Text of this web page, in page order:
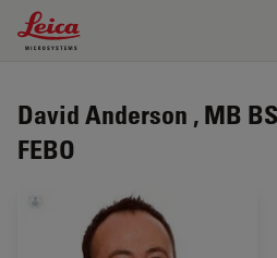
Leica Microsystems Logo
David Anderson , MB
FEBO